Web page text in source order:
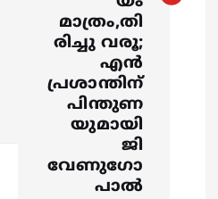
മാത്രം,തി
രിച്ചു വരൂ;
എൻ
പ്രശാന്തിന്
പിന്തുണ
യുമായി
ജി
വേണുഗോ
പാൽ